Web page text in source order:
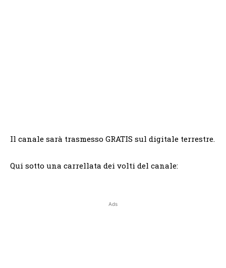
Il canale sarà trasmesso GRATIS sul digitale terrestre.
Qui sotto una carrellata dei volti del canale:
Ads